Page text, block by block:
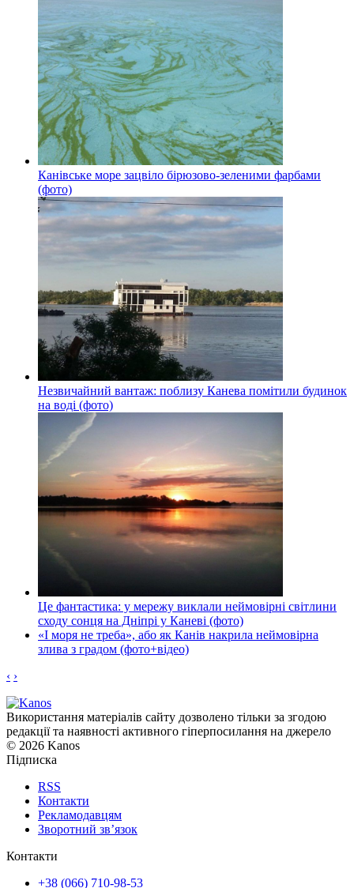
Канівське море зацвіло бірюзово-зеленими фарбами
(фото)
Незвичайний вантаж: поблизу Канева помітили будинок
на воді (фото)
Це фантастика: у мережу виклали неймовірні світлини
сходу сонця на Дніпрі у Каневі (фото)
«І моря не треба», або як Канів накрила неймовірна
злива з градом (фото+відео)
‹ ›
Використання матеріалів сайту дозволено тільки за згодою
редакції та наявності активного гіперпосилання на джерело
© 2026 Kanos
Підписка
RSS
Контакти
Рекламодавцям
Зворотний зв’язок
Контакти
+38 (066) 710-98-53